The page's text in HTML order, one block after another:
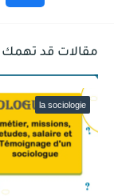
مقالات قد تهمك
la sociologie